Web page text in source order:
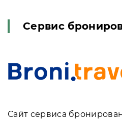
Сервис
Сайт сервиса